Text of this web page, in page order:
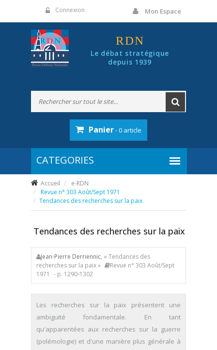
Connexion Mon Espace
RDN
Le débat stratégique
depuis 1939
Panier- 0 article
Accueil
e-RDN
Revue n° 303 Août/Sept 1971
Tendances des recherches sur la paix
Tendances des recherches sur la paix
Jean-Pierre Derriennic, « Tendances des
recherches sur la paix »
Revue n° 303 Août/Sept
1971
- p. 1290-1302
Les recherches sur la paix présentent une
ambiguïté fondamentale. En tant
qu'apparentées aux recherches sur la guerre
(polémologie) et d'une manière plus générale à